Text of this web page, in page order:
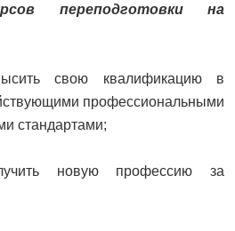
переподготовки на
свою квалификацию в
профессиональными
стандартами;
новую профессию за